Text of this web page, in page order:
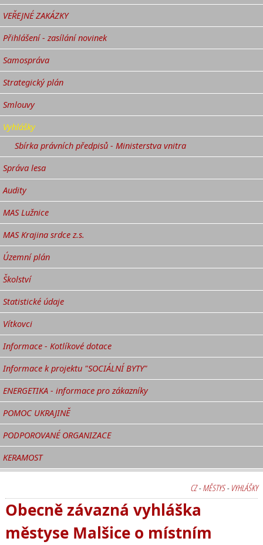
VEŘEJNÉ ZAKÁZKY
Přihlášení - zasílání novinek
Samospráva
Strategický plán
Smlouvy
Vyhlášky
Sbírka právních předpisů - Ministerstva vnitra
Správa lesa
Audity
MAS Lužnice
MAS Krajina srdce z.s.
Územní plán
Školství
Statistické údaje
Vítkovci
Informace - Kotlíkové dotace
Informace k projektu "SOCIÁLNÍ BYTY"
ENERGETIKA - informace pro zákazníky
POMOC UKRAJINĚ
PODPOROVANÉ ORGANIZACE
KERAMOST
CZ-MĚSTYS- VYHLÁŠKY
Obecně závazná vyhláška
městyse Malšice o místním